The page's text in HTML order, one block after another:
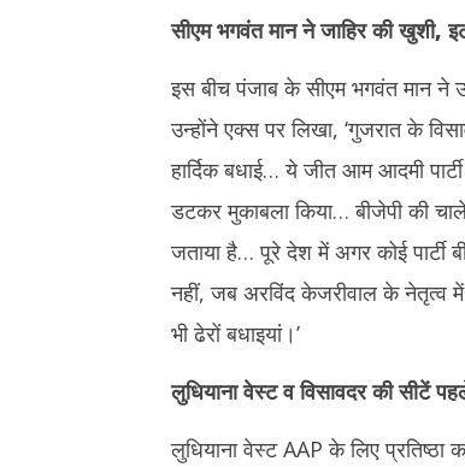
सीएम भगवंत मान ने जाहिर की खुशी,
इस बीच पंजाब के सीएम भगवंत मान ने
उन्होंने एक्स पर लिखा, ‘गुजरात के
हार्दिक बधाई… ये जीत आम आदमी
डटकर मुकाबला किया… बीजेपी की
जताया है… पूरे देश में अगर कोई पार्टी
नहीं, जब अरविंद केजरीवाल के नेतृत्व में
भी ढेरों बधाइयां।’
लुधियाना वेस्ट व विसावदर की सीटें
लुधियाना वेस्ट AAP के लिए